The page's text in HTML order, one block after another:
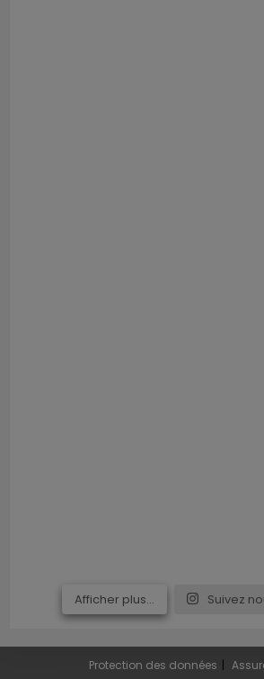
Afficher plus... Suivez
Protection des données